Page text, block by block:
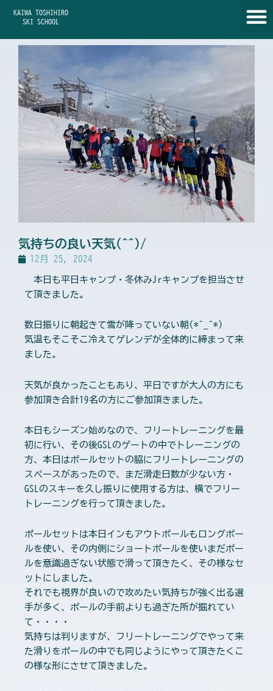
KAIWA TOSHIHIRO
SKI SCHOOL
気持ちの良い天気(^^)/
12月 25, 2024
本日も平日キャンプ・冬休みJrキャンプを担当させ
て頂きました。
数日振りに朝起きて雪が降っていない朝(*^_^*)
気温もそこそこ冷えてゲレンデが全体的に締まって来
ました。
天気が良かったこともあり、平日ですが大人の方にも
参加頂き合計19名の方にご参加頂きました。
本日もシーズン始めなので、フリートレーニングを最
初に行い、その後GSLのゲートの中でトレーニングの
方、本日はポールセットの脇にフリートレーニングの
スペースがあったので、まだ滑走日数が少ない方・
GSLのスキーを久し振りに使用する方は、横でフリー
トレーニングを行って頂きました。
ポールセットは本日インもアウトポールもロングポー
ルを使い、その内側にショートポールを使いまだポー
ルを意識過ぎない状態で滑って頂きたく、その様なセ
ットにしました。
それでも視界が良いので攻めたい気持ちが強く出る選
手が多く、ポールの手前よりも過ぎた所が掘れてい
て・・・・
気持ちは判りますが、フリートレーニングでやって来
た滑りをポールの中でも同じようにやって頂きたくこ
の様な形にさせて頂きました。